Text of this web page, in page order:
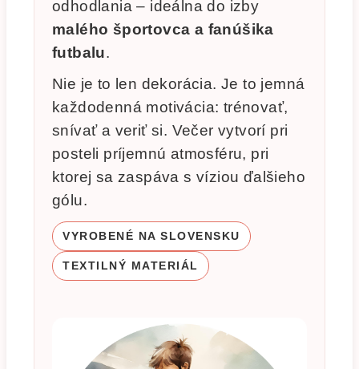
odhodlania – ideálna do izby
malého športovca a fanúšika
futbalu.
Nie je to len dekorácia. Je to jemná
každodenná motivácia: trénovať,
snívať a veriť si. Večer vytvorí pri
posteli príjemnú atmosféru, pri
ktorej sa zaspáva s víziou ďalšieho
gólu.
VYROBENÉ NA SLOVENSKU
TEXTILNÝ MATERIÁL